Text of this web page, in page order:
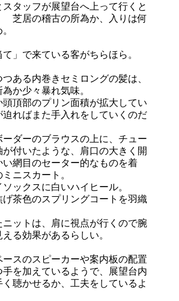
タッフが展望台へ上って行くと
芝居の稽古の所為か、入りは何
」で来ている客がちらほら。
ある内巻きセミロングの髪は、
か少々暴れ気味。
頂部のプリン面積が拡大してい
迫ればまた手入れをしていくのだ
ーダーのブラウスの上に、チュー
が付いたような、肩口の大きく開
い網目のセーター的なものを着
ニスカート。
ックスに白いハイヒール。
げ茶色のスプリングコートを羽織
ニットは、肩に視点が行くので腕
る効果があるらしい。
ースのスピーカーや案内板の配置
手を加えているようで、展望台内
く聴かせるか、工夫をしているよ